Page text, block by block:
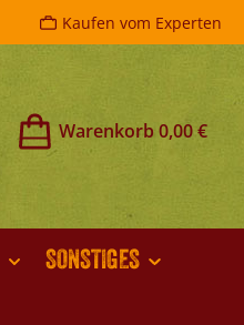
Kaufen vom Experten
Warenkorb0,00 €
SONSTIGES